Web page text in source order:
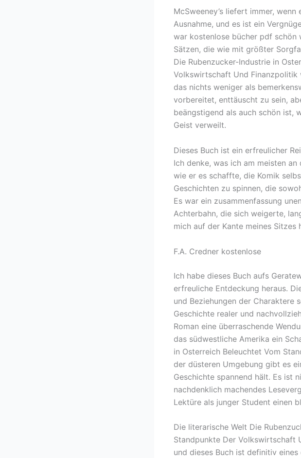
McSweeney’s liefert immer,
Ausnahme, und es ist ein
war kostenlose bücher pdf schön
Sätzen, die wie mit größter
Die Rubenzucker-Industrie in
Volkswirtschaft Und Finanzpolitik
das nichts weniger als
vorbereitet, enttäuscht zu sein,
beängstigend als auch schön ist,
Geist verweilt.
Dieses Buch ist ein erfreulicher
Ich denke, was ich am meisten
wie er es schaffte, die Komik
Geschichten zu spinnen, die
Es war ein zusammenfassung
Achterbahn, die sich weigerte,
mich auf der Kante meines Sitzes
F.A. Credner kostenlose
Ich habe dieses Buch aufs
erfreuliche Entdeckung heraus.
und Beziehungen der Charaktere
Geschichte realer und
Roman eine überraschende
das südwestliche Amerika ein
in Osterreich Beleuchtet Vom
der düsteren Umgebung gibt es
Geschichte spannend hält. Es ist
nachdenklich machendes
Lektüre als junger Student einen
Die literarische Welt Die
Standpunkte Der Volkswirtschaft
und dieses Buch ist definitiv